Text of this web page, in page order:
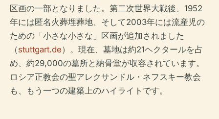
区画の一部となりました。第二次世界大戦後、1952
年には匿名火葬埋葬地、そして2003年には流産児の
ための「小さな小さな」区画が追加されました
（stuttgart.de）。現在、墓地は約21ヘクタールを占
め、約29,000の墓所と納骨堂が収容されています。
ロシア正教会の聖アレクサンドル・ネフスキー教会
も、もう一つの建築上のハイライトです。